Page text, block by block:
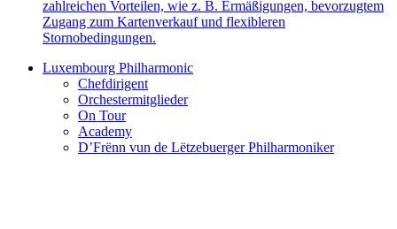
zahlreichen Vorteilen, wie z. B. Ermäßigungen, bevorzugtem
Zugang zum Kartenverkauf und flexibleren
Stornobedingungen.
Luxembourg Philharmonic
Chefdirigent
Orchestermitglieder
On Tour
Academy
D’Frënn vun de Lëtzebuerger Philharmoniker